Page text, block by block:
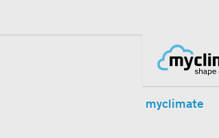
myclimate